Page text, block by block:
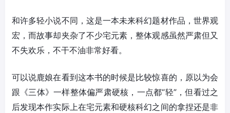
和许多轻小说不同，这是一本未来科幻题材作品，世界观
宏，而故事却夹杂了不少宅元素，整体观感虽然严肃但又
不失欢乐，不干不油非常好看。
可以说鹿娘在看到这本书的时候是比较惊喜的，原以为会
跟《三体》一样整体偏严肃硬核，一点都“轻”，但看过之
后发现本作实际上在宅元素和硬核科幻之间的拿捏还是非